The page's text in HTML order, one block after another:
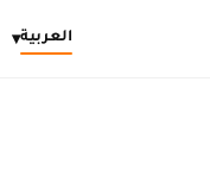
العربية▾